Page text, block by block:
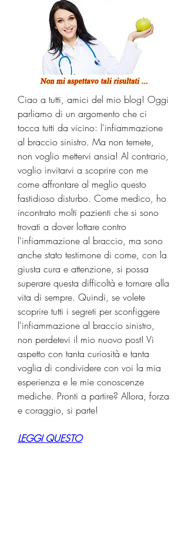
Ciao a tutti, amici del mio blog! Oggi
parliamo di un argomento che ci
tocca tutti da vicino: l'infiammazione
al braccio sinistro. Ma non temete,
non voglio mettervi ansia! Al contrario,
voglio invitarvi a scoprire con me
come affrontare al meglio questo
fastidioso disturbo. Come medico, ho
incontrato molti pazienti che si sono
trovati a dover lottare contro
l'infiammazione al braccio, ma sono
anche stato testimone di come, con la
giusta cura e attenzione, si possa
superare questa difficoltà e tornare alla
vita di sempre. Quindi, se volete
scoprire tutti i segreti per sconfiggere
l'infiammazione al braccio sinistro,
non perdetevi il mio nuovo post! Vi
aspetto con tanta curiosità e tanta
voglia di condividere con voi la mia
esperienza e le mie conoscenze
mediche. Pronti a partire? Allora, forza
e coraggio, si parte!
LEGGI QUESTO